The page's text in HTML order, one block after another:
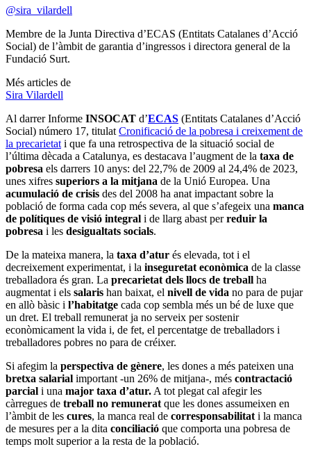
@sira_vilardell
Membre de la Junta Directiva d’ECAS (Entitats Catalanes d’Acció
Social) de l’àmbit de garantia d’ingressos i directora general de la
Fundació Surt.
Més articles de
Sira Vilardell
Al darrer Informe INSOCAT d’ECAS (Entitats Catalanes d’Acció
Social) número 17, titulat Cronificació de la pobresa i creixement de
la precarietat i que fa una retrospectiva de la situació social de
l’última dècada a Catalunya, es destacava l’augment de la taxa de
pobresa els darrers 10 anys: del 22,7% de 2009 al 24,4% de 2023,
unes xifres superiors a la mitjana de la Unió Europea. Una
acumulació de crisis des del 2008 ha anat impactant sobre la
població de forma cada cop més severa, al que s’afegeix una manca
de polítiques de visió integral i de llarg abast perreduir la
pobresa i les desigualtats socials.
De la mateixa manera, la taxa d’atur és elevada, tot i el
decreixement experimentat, i la inseguretat econòmica de la classe
treballadora és gran. La precarietat dels llocs de treball ha
augmentat i els salaris han baixat, el nivell de vida no para de pujar
en allò bàsic i l’habitatge cada cop sembla més un bé de luxe que
un dret. El treball remunerat ja no serveix per sostenir
econòmicament la vida i, de fet, el percentatge de treballadors i
treballadores pobres no para de créixer.
Si afegim la perspectiva de gènere, les dones a més pateixen una
bretxa salarial important -un 26% de mitjana-, més contractació
parcial i una major taxa d’atur. A tot plegat cal afegir les
càrregues de treball no remunerat que les dones assumeixen en
l’àmbit de les cures, la manca real de corresponsabilitat i la manca
de mesures per a la dita conciliació que comporta una pobresa de
temps molt superior a la resta de la població.